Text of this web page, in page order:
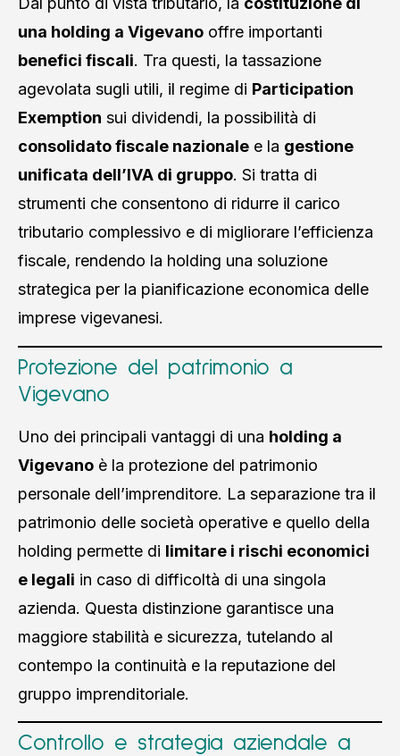
una holding a Vigevano offre importanti
benefici fiscali. Tra questi, la tassazione
agevolata sugli utili, il regime di Participation
Exemption sui dividendi, la possibilità di
consolidato fiscale nazionale e la gestione
unificata dell’IVA di gruppo. Si tratta di
strumenti che consentono di ridurre il carico
tributario complessivo e di migliorare l’efficienza
fiscale, rendendo la holding una soluzione
strategica per la pianificazione economica delle
imprese vigevanesi.
Protezione del patrimonio a
Vigevano
Uno dei principali vantaggi di una holding a
Vigevano è la protezione del patrimonio
personale dell’imprenditore. La separazione tra il
patrimonio delle società operative e quello della
holding permette di limitare i rischi economici
e legali in caso di difficoltà di una singola
azienda. Questa distinzione garantisce una
maggiore stabilità e sicurezza, tutelando al
contempo la continuità e la reputazione del
gruppo imprenditoriale.
Controllo e strategia aziendale a